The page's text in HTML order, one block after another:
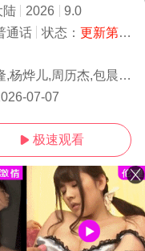
陆 2026
9.0
通话 状态： 更新第20集
儿,周历杰,包晨希,林开心,汤鸣谦
07-07
 极速观看